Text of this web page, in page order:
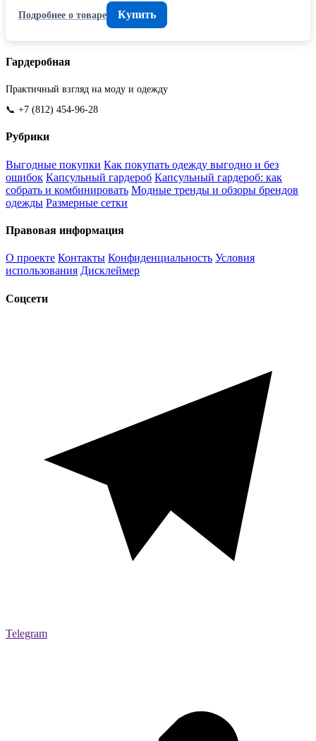
Подробнее о товаре
Купить
Гардеробная
Практичный взгляд на моду и одежду
📞 +7 (812) 454-96-28
Рубрики
Выгодные покупки Как покупать одежду выгодно и без
ошибок Капсульный гардероб Капсульный гардероб: как
собрать и комбинировать Модные тренды и обзоры брендов
одежды Размерные сетки
Правовая информация
О проекте Контакты Конфиденциальность Условия
использования Дисклеймер
Соцсети
Telegram